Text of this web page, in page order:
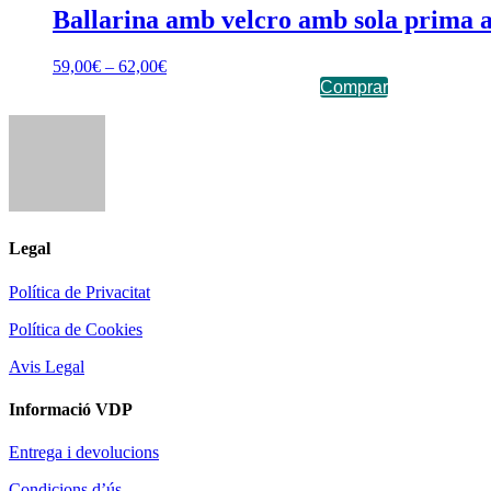
Ballarina amb velcro amb sola prima
59,00€ – 62,00€
Comprar
Legal
Política de Privacitat
Política de Cookies
Avis Legal
Informació VDP
Entrega i devolucions